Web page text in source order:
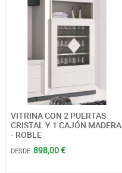
VITRINA CON 2 PUERTAS
CRISTAL Y 1 CAJÓN MADERA
- ROBLE
DESDE 898,00 €